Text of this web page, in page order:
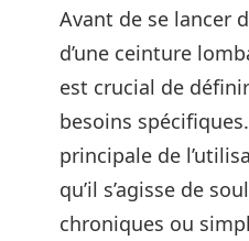
Avant de se lancer
d’une ceinture
est crucial de
besoins
principale de
qu’il s’agisse de
chroniques ou